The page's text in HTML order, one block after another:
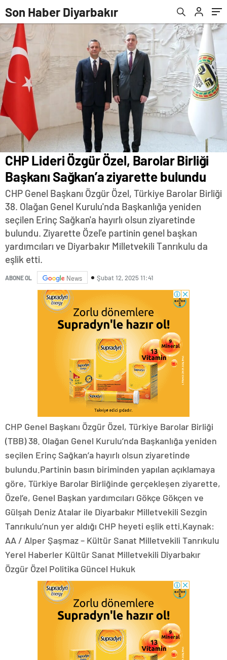
Son Haber Diyarbakır
CHP Lideri Özgür Özel, Barolar Birliği
Başkanı Sağkan’a ziyarette bulundu
CHP Genel Başkanı Özgür Özel, Türkiye Barolar Birliği
38. Olağan Genel Kurulu'nda Başkanlığa yeniden
seçilen Erinç Sağkan'a hayırlı olsun ziyaretinde
bulundu. Ziyarette Özel'e partinin genel başkan
yardımcıları ve Diyarbakır Milletvekili Tanrıkulu da
eşlik etti.
ABONE OL News Şubat 12, 2025 11:41
CHP Genel Başkanı Özgür Özel, Türkiye Barolar Birliği
(TBB) 38. Olağan Genel Kurulu’nda Başkanlığa yeniden
seçilen Erinç Sağkan’a hayırlı olsun ziyaretinde
bulundu.Partinin basın biriminden yapılan açıklamaya
göre, Türkiye Barolar Birliğinde gerçekleşen ziyarette,
Özel’e, Genel Başkan yardımcıları Gökçe Gökçen ve
Gülşah Deniz Atalar ile Diyarbakır Milletvekili Sezgin
Tanrıkulu’nun yer aldığı CHP heyeti eşlik etti.Kaynak:
AA / Alper Şaşmaz – Kültür Sanat Milletvekili Tanrıkulu
Yerel Haberler Kültür Sanat Milletvekili Diyarbakır
Özgür Özel Politika Güncel Hukuk